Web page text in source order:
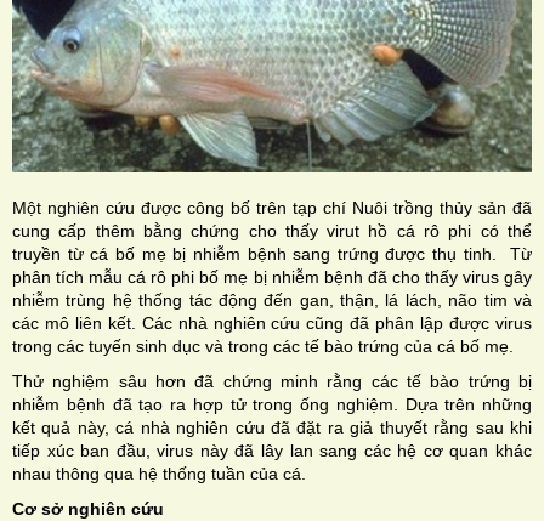
Một nghiên cứu được công bố trên tạp chí Nuôi trồng thủy sản đã
cung cấp thêm bằng chứng cho thấy virut hồ cá rô phi có thể
truyền từ cá bố mẹ bị nhiễm bệnh sang trứng được thụ tinh. Từ
phân tích mẫu cá rô phi bố mẹ bị nhiễm bệnh đã cho thấy virus gây
nhiễm trùng hệ thống tác động đến gan, thận, lá lách, não tim và
các mô liên kết. Các nhà nghiên cứu cũng đã phân lập được virus
trong các tuyến sinh dục và trong các tế bào trứng của cá bố mẹ.
Thử nghiệm sâu hơn đã chứng minh rằng các tế bào trứng bị
nhiễm bệnh đã tạo ra hợp tử trong ống nghiệm. Dựa trên những
kết quả này, cá nhà nghiên cứu đã đặt ra giả thuyết rằng sau khi
tiếp xúc ban đầu, virus này đã lây lan sang các hệ cơ quan khác
nhau thông qua hệ thống tuần của cá.
Cơ sở nghiên cứu